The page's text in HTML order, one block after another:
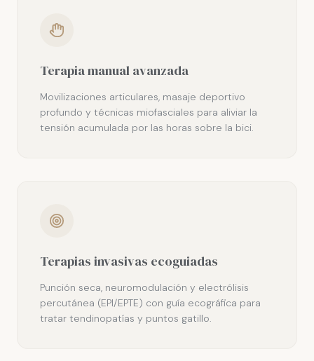
Terapia manual avanzada
Movilizaciones articulares, masaje deportivo
profundo y técnicas miofasciales para aliviar la
tensión acumulada por las horas sobre la bici.
Terapias invasivas ecoguiadas
Punción seca, neuromodulación y electrólisis
percutánea (EPI/EPTE) con guía ecográfica para
tratar tendinopatías y puntos gatillo.